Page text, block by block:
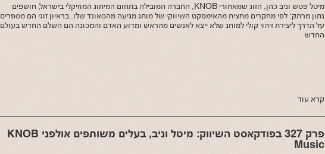
מיטל פטש וניב כהן, הזוג שמאחורי KNOB, החברה המובילה בתחום המיתוג המוזיקלי בישראל, חושפים
נתון מרתק: לפי מחקרים מחצית מהאימפקט השיווקי של מותג מגיעה מהסאונד שלו. בראיון זוגי הם מספרים
על הדרך ליצירת זיהוי קולי למותג שלא ייצא לאנשים מהראש ומדוע האדם והמכונה הם השלם החדש בעולם
החדש
קרא עוד
פרק 327 בפודקאסט השיווק: מיטל וניב, בעלים משותפים אולפני KNOB
Music